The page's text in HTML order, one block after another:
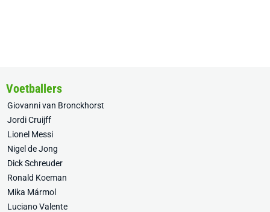
Voetballers
Giovanni van Bronckhorst
Jordi Cruijff
Lionel Messi
Nigel de Jong
Dick Schreuder
Ronald Koeman
Mika Mármol
Luciano Valente